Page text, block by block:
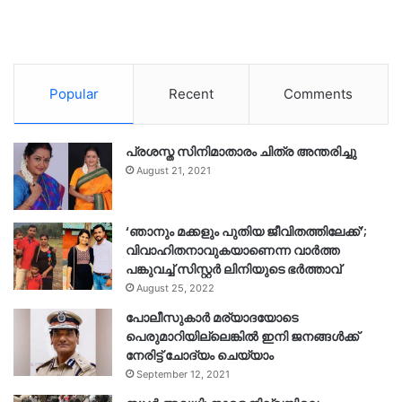
Popular Recent Comments
പ്രശസ്ത സിനിമാതാരം ചിത്ര അന്തരിച്ചു
August 21, 2021
‘ഞാനും മക്കളും പുതിയ ജീവിതത്തിലേക്ക്’;
വിവാഹിതനാവുകയാണെന്ന വാർത്ത
പങ്കുവച്ച് സിസ്റ്റർ ലിനിയുടെ ഭർത്താവ്
August 25, 2022
പോലീസുകാര്‍ മര്യാദയോടെ
പെരുമാറിയില്ലെങ്കില്‍ ഇനി ജനങ്ങള്‍ക്ക്
നേരിട്ട് ചോദ്യം ചെയ്യാം
September 12, 2021